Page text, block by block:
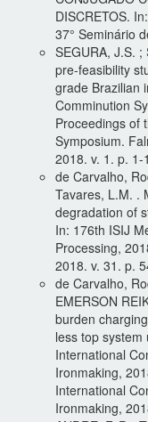
DISCRETOS.
37° Seminário
SEGURA, J.S.
pre-feasibility
grade Brazilian
Comminution
Proceedings of
Symposium.
2018. v. 1. p. 1-
de Carvalho,
Tavares, L.M. .
degradation of
In: 176th ISIJ
Processing,
2018. v. 31. p.
de Carvalho,
EMERSON
burden
less top
International
Ironmaking,
International
Ironmaking,